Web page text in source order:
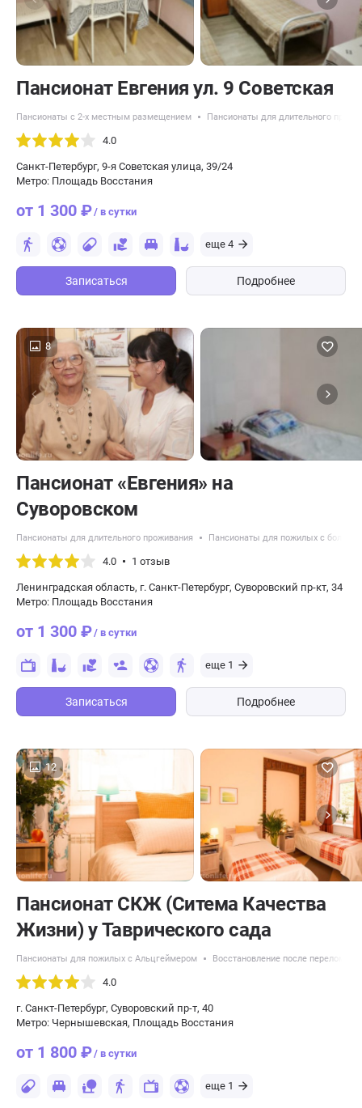
Пансионат Евгения ул. 9 Советская
Пансионаты с 2-х местным размещением Пансионаты для длительного
4.0
Санкт-Петербург, 9-я Советская улица, 39/24
Метро: Площадь Восстания
от 1 300 ₽/ в сутки
еще 4
Записаться Подробнее
8
Пансионат «Евгения» на
Суворовском
Пансионаты для длительного проживания Пансионаты для пожилых с
4.0 1 отзыв
Ленинградская область, г. Санкт-Петербург, Суворовский пр-кт, 34
Метро: Площадь Восстания
от 1 300 ₽/ в сутки
еще 1
Записаться Подробнее
12
Пансионат СКЖ (Ситема Качества
Жизни) у Таврического сада
Пансионаты для пожилых с Альцгеймером Восстановление после перелома
4.0
г. Санкт-Петербург, Суворовский пр-т, 40
Метро: Чернышевская, Площадь Восстания
от 1 800 ₽/ в сутки
еще 1